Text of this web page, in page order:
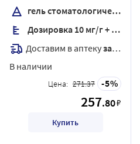
гель стоматологический
Дозировка 10 мг/г + 0,5 мг/г
Доставим в аптекузавтра
В наличии
Цена: 271.37 5
257.80₽
Купить